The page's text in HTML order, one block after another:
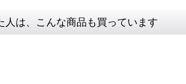
人は、こんな商品も買っています